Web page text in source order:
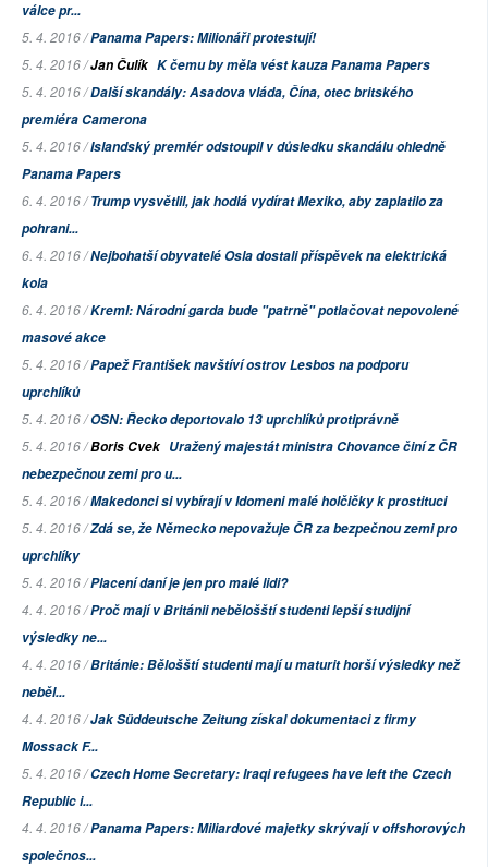
válce pr...
5. 4. 2016 /Panama Papers: Milionáři protestují!
5. 4. 2016 /Jan Čulík K čemu by měla vést kauza Panama Papers
5. 4. 2016 /Další skandály: Asadova vláda, Čína, otec britského
premiéra Camerona
5. 4. 2016 /Islandský premiér odstoupil v důsledku skandálu ohledně
Panama Papers
6. 4. 2016 /Trump vysvětlil, jak hodlá vydírat Mexiko, aby zaplatilo za
pohrani...
6. 4. 2016 /Nejbohatší obyvatelé Osla dostali příspěvek na elektrická
kola
6. 4. 2016 /Kreml: Národní garda bude "patrně" potlačovat nepovolené
masové akce
5. 4. 2016 /Papež František navštíví ostrov Lesbos na podporu
uprchlíků
5. 4. 2016 /OSN: Řecko deportovalo 13 uprchlíků protiprávně
5. 4. 2016 /Boris Cvek Uražený majestát ministra Chovance činí z ČR
nebezpečnou zemi pro u...
5. 4. 2016 /Makedonci si vybírají v Idomeni malé holčičky k prostituci
5. 4. 2016 /Zdá se, že Německo nepovažuje ČR za bezpečnou zemi pro
uprchlíky
5. 4. 2016 /Placení daní je jen pro malé lidi?
4. 4. 2016 /Proč mají v Británii nebělošští studenti lepší studijní
výsledky ne...
4. 4. 2016 /Británie: Bělošští studenti mají u maturit horší výsledky než
neběl...
4. 4. 2016 /JakSüddeutsche Zeitungzískal dokumentaci z firmy
Mossack F...
5. 4. 2016 /Czech Home Secretary: Iraqi refugees have left the Czech
Republic i...
4. 4. 2016 /Panama Papers: Miliardové majetky skrývají v offshorových
společnos...